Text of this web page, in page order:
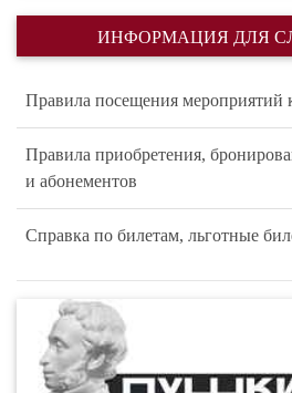
ИНФОРМАЦИЯ ДЛЯ
Правила посещения мероприятий
Правила приобретения,
и абонементов
Справка по билетам, льготные